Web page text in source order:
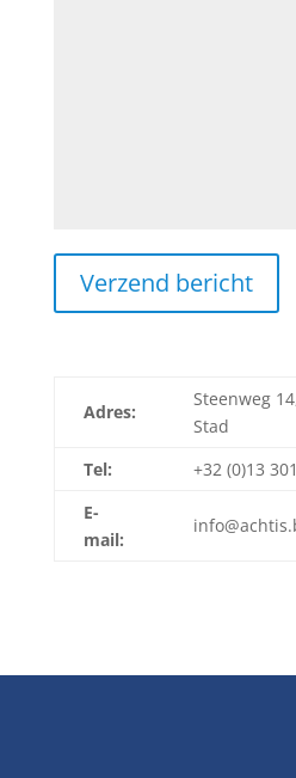
Adres:
Steenweg
Stad
Tel:
+32 (0)13
E-
mail: